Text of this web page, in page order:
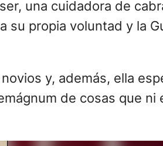
una cuidadora de
su propia voluntad y la
y, además, ella
de cosas que ni